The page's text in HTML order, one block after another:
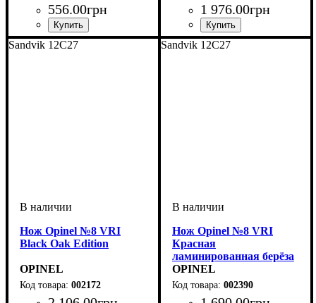
556.00грн 1 976.00грн
Sandvik 12C27
Нож Opinel №8 VRI
Black Oak Edition
OPINEL
002172
Sandvik 12C27
Нож Opinel №8 VRI
Красная
ламинированная берёза
OPINEL
002390